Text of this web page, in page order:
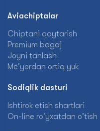
Aviachiptalar
Chiptani qaytarish
Premium bagaj
Joyni tanlash
Me'yordan ortiq yuk
Sodiqlik dasturi
Ishtirok etish shartlari
On-line ro'yxatdan o'tish